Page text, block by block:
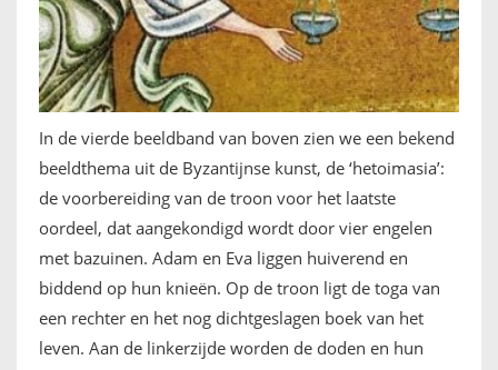
In de vierde beeldband van boven zien we een bekend
beeldthema uit de Byzantijnse kunst, de ‘hetoimasia’:
de voorbereiding van de troon voor het laatste
oordeel, dat aangekondigd wordt door vier engelen
met bazuinen. Adam en Eva liggen huiverend en
biddend op hun knieën. Op de troon ligt de toga van
een rechter en het nog dichtgeslagen boek van het
leven. Aan de linkerzijde worden de doden en hun